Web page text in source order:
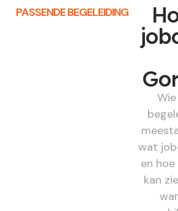
PASSENDE BEGELEIDING
wat
en
kan